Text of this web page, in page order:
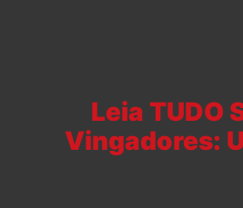
Leia TUDO
Vingadores: